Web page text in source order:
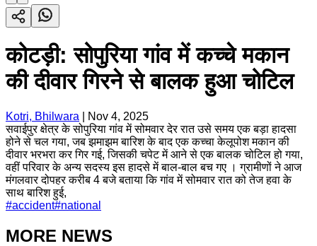
कोटड़ी: सोपुरिया गांव में कच्चे मकान
की दीवार गिरने से बालक हुआ चोटिल
Kotri, Bhilwara
Nov 4, 2025
सवाईपुर क्षेत्र के सोपुरिया गांव में सोमवार देर रात उसे समय एक बड़ा हादसा
होने से चल गया, जब झमाझम बारिश के बाद एक कच्चा केलूपोश मकान की
दीवार भरभरा कर गिर गई, जिसकी चपेट में आने से एक बालक चोटिल हो गया,
वहीं परिवार के अन्य सदस्य इस हादसे में बाल-बाल बच गए । ग्रामीणों ने आज
मंगलवार दोपहर करीब 4 बजे बताया कि गांव में सोमवार रात को तेज हवा के
साथ बारिश हुई,
#accident#national
MORE NEWS